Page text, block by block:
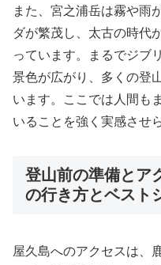
また、宮之浦岳は霧や雨
ダが繁茂し、太古の時代
っています。まるでジブ
景色が広がり、多くの登
います。ここでは人間も
いることを強く実感させ
登山前の準備とア
の行き方とベスト
屋久島へのアクセスは、